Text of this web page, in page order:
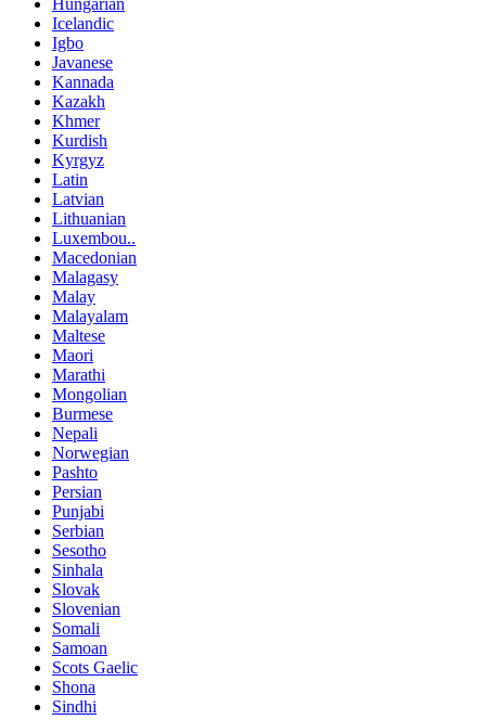
Hungarian
Icelandic
Igbo
Javanese
Kannada
Kazakh
Khmer
Kurdish
Kyrgyz
Latin
Latvian
Lithuanian
Luxembou..
Macedonian
Malagasy
Malay
Malayalam
Maltese
Maori
Marathi
Mongolian
Burmese
Nepali
Norwegian
Pashto
Persian
Punjabi
Serbian
Sesotho
Sinhala
Slovak
Slovenian
Somali
Samoan
Scots Gaelic
Shona
Sindhi